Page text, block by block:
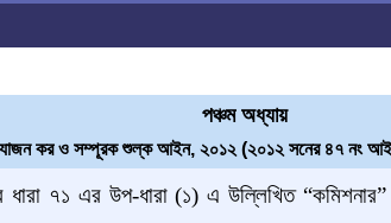
পঞ্চম অধ্যায়
কর ও সম্পূরক শুল্ক আইন, ২০১২ (২০১২ সনের ৪৭ নং
৭১ এর উপ-ধারা (১) এ উল্লিখিত “কমিশনার”